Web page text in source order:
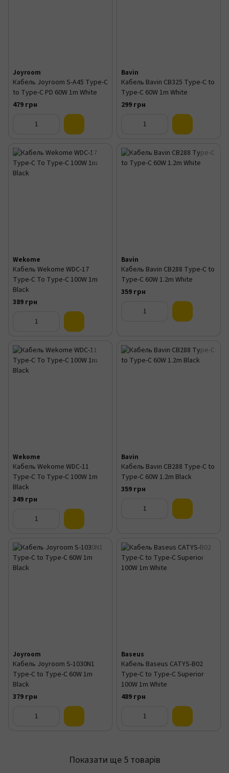
Joyroom
Кабель Joyroom S-A45 Type-C
to Type-C PD 60W 1m White
479 грн
Bavin
Кабель Bavin CB325 Type-C to
Type-C 60W 1m White
299 грн
Wekome
Кабель Wekome WDC-17
Type-C To Type-C 100W 1m
Black
389 грн
Bavin
Кабель Bavin CB288 Type-C to
Type-C 60W 1.2m White
359 грн
Wekome
Кабель Wekome WDC-11
Type-C To Type-C 100W 1m
Black
349 грн
Bavin
Кабель Bavin CB288 Type-C to
Type-C 60W 1.2m Black
359 грн
Joyroom
Кабель Joyroom S-1030N1
Type-C to Type-C 60W 1m
Black
379 грн
Baseus
Кабель Baseus CATYS-B02
Type-C to Type-C Superior
100W 1m White
489 грн
Показати ще 5 товарів